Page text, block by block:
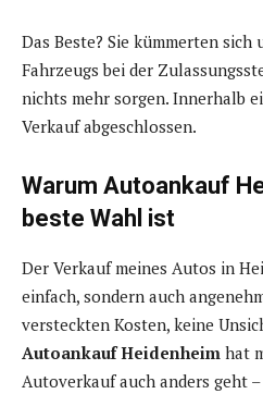
Das Beste? Sie kümmerten sich
Fahrzeugs bei der
nichts mehr sorgen. Innerhalb
Verkauf abgeschlossen.
Warum Autoankauf
beste Wahl ist
Der Verkauf meines Autos in
einfach, sondern auch
versteckten Kosten, keine
Autoankauf Heidenheim hat
Autoverkauf auch anders geht